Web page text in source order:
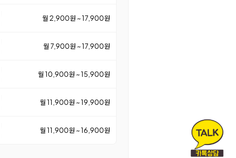
월 2,900원 ~ 17,900원
월 7,900원 ~ 17,900원
월 10,900원 ~ 15,900원
월 11,900원 ~ 19,900원
월 11,900원 ~ 16,900원